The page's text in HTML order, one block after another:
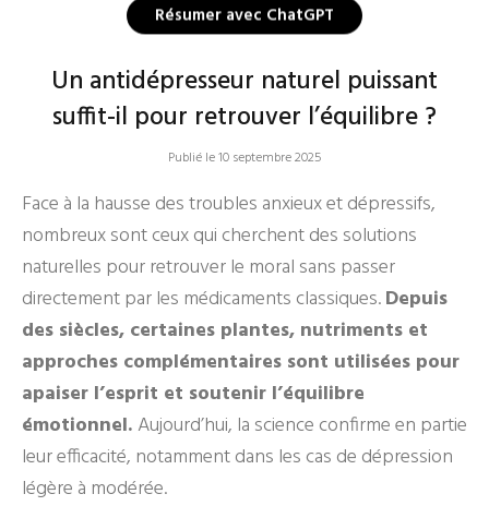
Résumer avec ChatGPT
Un antidépresseur naturel puissant
suffit-il pour retrouver l’équilibre ?
Publié le 10 septembre 2025
Face à la hausse des troubles anxieux et dépressifs,
nombreux sont ceux qui cherchent des solutions
naturelles pour retrouver le moral sans passer
directement par les médicaments classiques.Depuis
des siècles, certaines plantes, nutriments et
approches complémentaires sont utilisées pour
apaiser l’esprit et soutenir l’équilibre
émotionnel. Aujourd’hui, la science confirme en partie
leur efficacité, notamment dans les cas de dépression
légère à modérée.